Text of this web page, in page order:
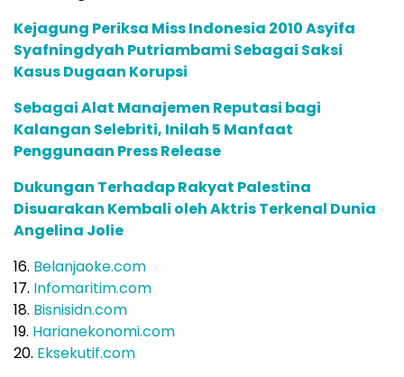
Kejagung Periksa Miss Indonesia 2010 Asyifa
Syafningdyah Putriambami Sebagai Saksi
Kasus Dugaan Korupsi
Sebagai Alat Manajemen Reputasi bagi
Kalangan Selebriti, Inilah 5 Manfaat
Penggunaan Press Release
Dukungan Terhadap Rakyat Palestina
Disuarakan Kembali oleh Aktris Terkenal Dunia
Angelina Jolie
16. Belanjaoke.com
17. Infomaritim.com
18. Bisnisidn.com
19. Harianekonomi.com
20. Eksekutif.com